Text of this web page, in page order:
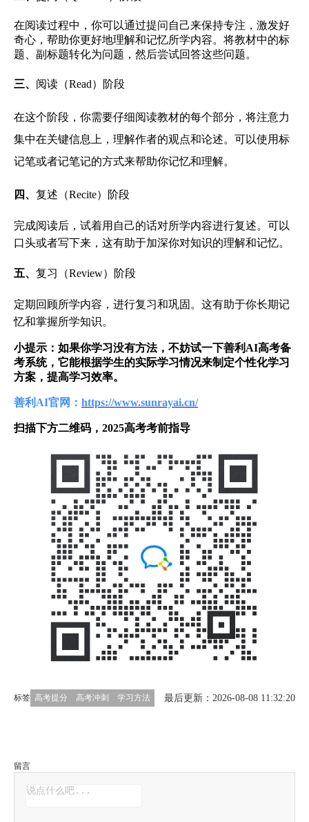
在阅读过程中，你可以通过提问自己来保持专注，激发好
奇心，帮助你更好地理解和记忆所学内容。将教材中的标
题、副标题转化为问题，然后尝试回答这些问题。
三、 阅读（Read）阶段
在这个阶段，你需要仔细阅读教材的每个部分，将注意力
集中在关键信息上，理解作者的观点和论述。可以使用标
记笔或者记笔记的方式来帮助你记忆和理解。
四、 复述（Recite）阶段
完成阅读后，试着用自己的话对所学内容进行复述。可以
口头或者写下来，这有助于加深你对知识的理解和记忆。
五、 复习（Review）阶段
定期回顾所学内容，进行复习和巩固。这有助于你长期记
忆和掌握所学知识。
小提示：如果你学习没有方法，不妨试一下善利AI高考备
考系统，它能根据学生的实际学习情况来制定个性化学习
方案，提高学习效率。
善利AI官网： https://www.sunrayai.cn/
扫描下方二维码，2025高考考前指导
标签 高考提分 高考冲刺 学习方法 最后更新：2026-08-08 11:32:20
留言